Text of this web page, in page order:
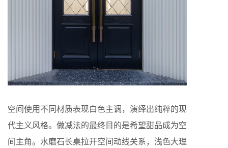
空间使用不同材质表现白色主调，演绎出纯粹的现
代主义风格。做减法的最终目的是希望甜品成为空
间主角。水磨石长桌拉开空间动线关系，浅色大理